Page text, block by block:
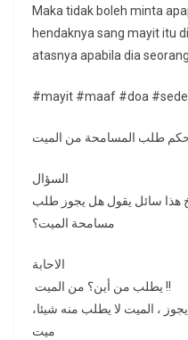
Maka tidak boleh minta
hendaknya sang mayit itu
atasnya apabila dia
#mayit #maaf #doa
طلب المسامحة من الميت
السؤال
هذا سائل يقول هل يجوز طلب
مسامحة الميت؟
الاحابة
يطلب من أين؟ من الميت !!
، الميت لا يطلب منه شيئا،
ميت